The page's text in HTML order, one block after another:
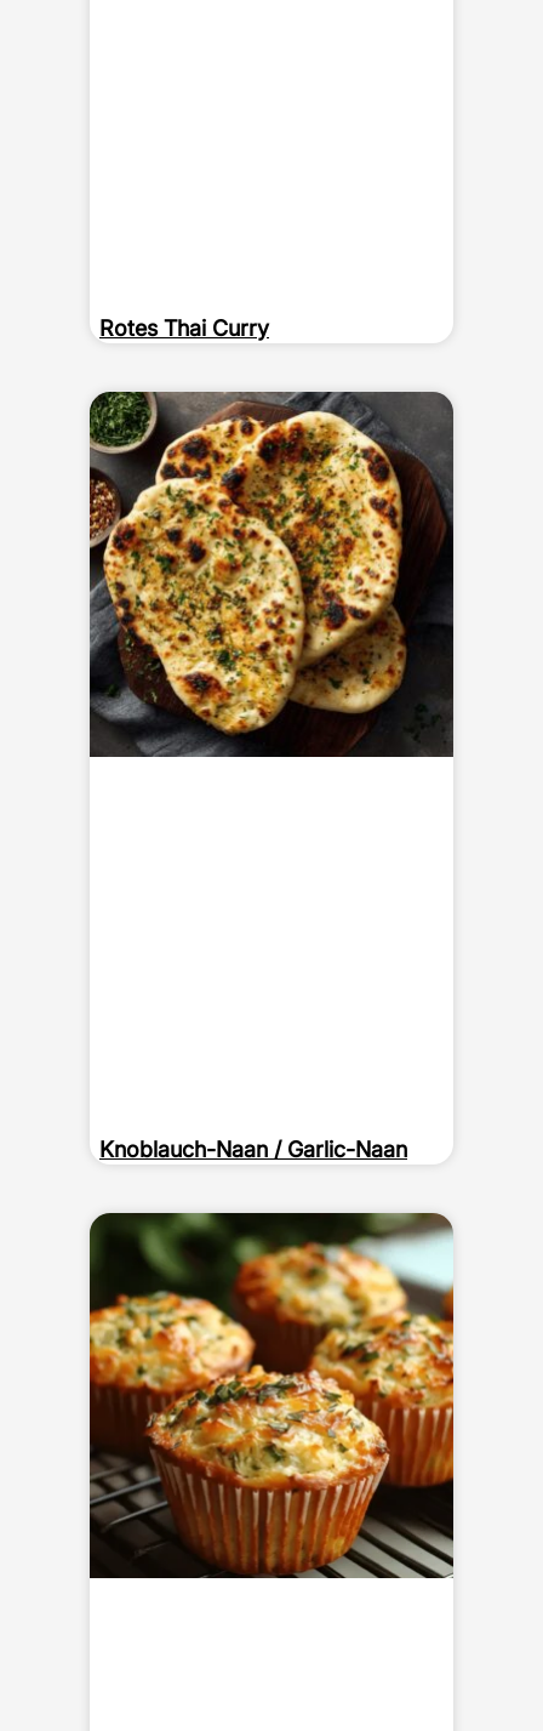
Rotes Thai Curry
Knoblauch-Naan / Garlic-Naan